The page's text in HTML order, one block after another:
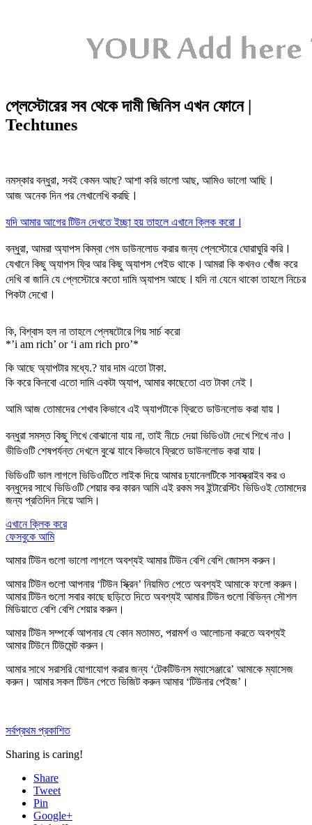
প্লেস্টোরের সব থেকে দামী জিনিস এখন ফোনে |
Techtunes
নমস্কার বন্ধুরা, সবই কেমন আছ? আশা করি ভালো আছ, আমিও ভালো আছি ꫰
আজ অনেক দিন পর লেখালেখি করছি ꫰
যদি আমার আগের টিউন দেখতে ইচ্ছা হয় তাহলে এখানে ক্লিক করো ꫰
বন্ধুরা, আমরা অ্যাপস কিম্বা গেম ডাউনলোড করার জন্য প্লেস্টোরে ঘোরাঘুরি করি ꫰
যেখানে কিছু অ্যাপস ফ্রি আর কিছু অ্যাপস পেইড থাকে ꫰ আমরা কি কখনও খোঁজ করে
দেখি বা জানি যে প্লেস্টোরে কতো দামি অ্যাপস আছে ꫰ যদি না যেনে থাকো তাহলে নিচের
পিকটা দেখো ꫰
কি, বিশ্বাস হল না তাহলে প্লেষটোরে গিয় সার্চ করো
*’i am rich’ or ‘i am rich pro’*
কি আছে অ্যাপটার মধ্যে.? যার দাম এতো টাকা.
কি করে কিনবো এতো দামি একটা অ্যাপ, আমার কাছেতো এত টাকা নেই ꫰
আমি আজ তোমাদের শেখাব কিভাবে এই অ্যাপটাকে ফ্রিতে ডাউনলোড করা যায় ꫰
বন্ধুরা সমস্ত কিছু লিখে বোঝানো যায় না, তাই নীচে দেয়া ভিডিওটা দেখে শিখে নাও ꫰
ভীডিওটি শেষপর্যন্ত দেখলে বুঝে যাবে কিভাবে ফ্রিতে ডাউনলোড করা যায় ꫰
ভিডিওটি ভাল লাগলে ভিডিওটিতে লাইক দিয়ে আমার চ্যানেলটিকে সাবস্ক্রাইব কর ও
বন্ধুদের সাথে ভিডিওটি শেয়ার কর কারন আমি এই রকম সব ইন্টারেস্টিং ভিডিওই তোমাদের
জন্য প্রতিদিন নিয়ে আসি।
এখানে ক্লিক করে
ফেসবুকে আমি
আমার টিউন গুলো ভালো লাগলে অবশ্যই আমার টিউন বেশি বেশিজোসস করুন।
আমার টিউন গুলো আপনার ‘টিউন স্ক্রিন’ নিয়মিত পেতে অবশ্যই আমাকে ফলো করুন।
আমার টিউন গুলো সবার কাছে ছড়িতে দিতে অবশ্যই আমার টিউন গুলো বিভিন্ন সৌশল
মিডিয়াতে বেশি বেশিশেয়ার করুন।
আমার টিউন সম্পর্কে আপনার যে কোন মতামত, পরামর্শ ও আলোচনা করতে অবশ্যই
আমার টিউনেটিউমেন্ট করুন।
আমার সাথে সরাসরি যোগাযোগ করার জন্য ‘টেকটিউনস ম্যাসেঞ্জারে’ আমাকেম্যাসেজ
করুন। আমার সকল টিউন পেতে ভিজিট করুন আমার ‘টিউনার পেইজ’ ।
সর্বপ্রথম প্রকাশিত
Sharing is caring!
Share
Tweet
Pin
Google+